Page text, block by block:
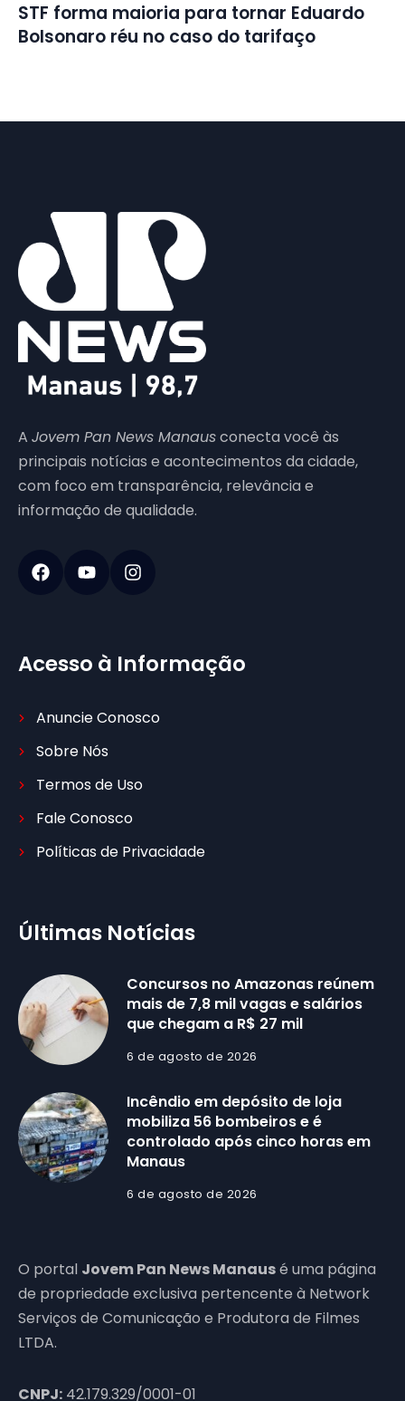
STF forma maioria para tornar Eduardo
Bolsonaro réu no caso do tarifaço
A Jovem Pan News Manausconecta você às
principais notícias e acontecimentos da cidade,
com foco em transparência, relevância e
informação de qualidade.
Acesso à Informação
Anuncie Conosco
Sobre Nós
Termos de Uso
Fale Conosco
Políticas de Privacidade
Últimas Notícias
Concursos no Amazonas reúnem
mais de 7,8 mil vagas e salários
que chegam a R$ 27 mil
6 de agosto de 2026
Incêndio em depósito de loja
mobiliza 56 bombeiros e é
controlado após cinco horas em
Manaus
6 de agosto de 2026
O portal Jovem Pan News Manausé uma página
de propriedade exclusiva pertencente à Network
Serviços de Comunicação e Produtora de Filmes
LTDA.
CNPJ: 42.179.329/0001-01